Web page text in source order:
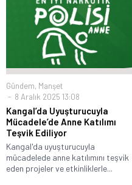
Gündem, Manşet
8 Aralık 2025 13:08
Kangal’da Uyuşturucuyla
Mücadele’de Anne Katılımı
Teşvik Ediliyor
Kangal'da uyuşturucuyla
mücadelede anne katılımını teşvik
eden projeler ve etkinliklerle...